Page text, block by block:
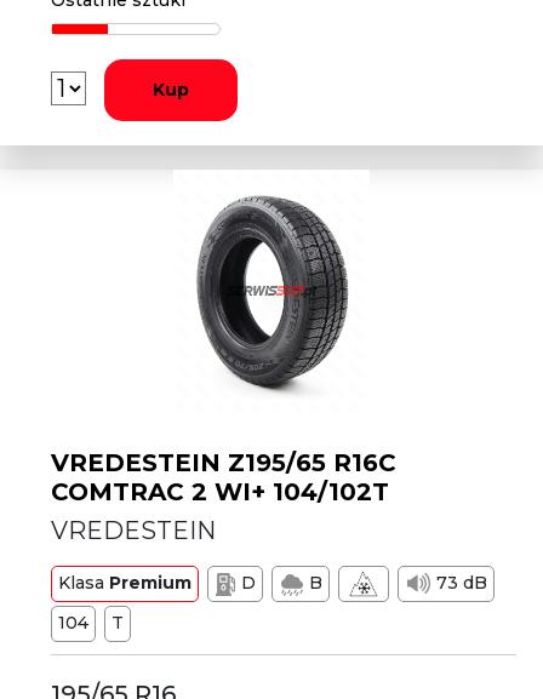
Kup
VREDESTEIN Z195/65 R16C
COMTRAC 2 WI+ 104/102T
VREDESTEIN
Klasa Premium D B
73 dB
104
T